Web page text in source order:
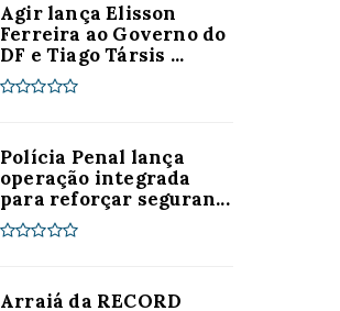
Agir lança Elisson
Ferreira ao Governo do
DF e Tiago Társis ...
Polícia Penal lança
operação integrada
para reforçar seguran...
Arraiá da RECORD